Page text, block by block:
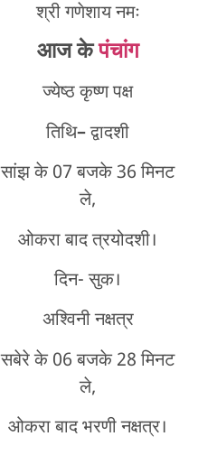
श्री गणेशाय नमः
आज केपंचांग
ज्येष्ठ कृष्ण पक्ष
तिथि–द्वादशी
सांझ के 07 बजके 36 मिनट
ले,
ओकरा बाद त्रयोदशी।
दिन- सुक।
अश्विनी नक्षत्र
सबेरे के 06 बजके 28 मिनट
ले,
ओकरा बाद भरणी नक्षत्र।